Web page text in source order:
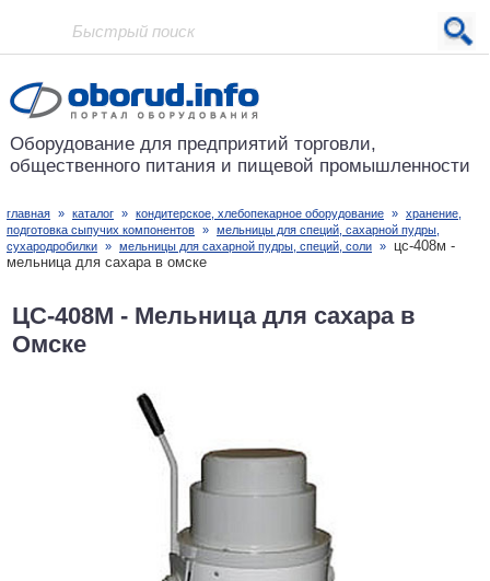
Проект основан в 2001 году
Оборудование для предприятий торговли,
общественного питания и пищевой промышленности
главная » каталог » кондитерское, хлебопекарное оборудование » хранение,
подготовка сыпучих компонентов » мельницы для специй, сахарной пудры,
сухародробилки » мельницы для сахарной пудры, специй, соли »
цс-408м -
мельница для сахара в омске
ЦС-408М - Мельница для сахара в
Омске